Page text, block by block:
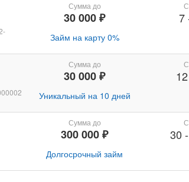
Сумма до
30 000 ₽
Займ на карту 0%
7
Сумма до
30 000 ₽
Уникальный на 10 дней
12
Сумма до
300 000 ₽
Долгосрочный займ
30 -